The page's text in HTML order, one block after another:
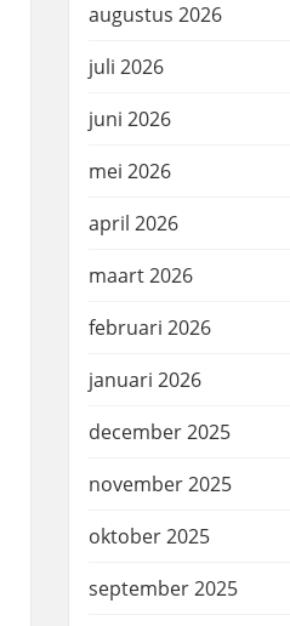
augustus 2026
juli 2026
juni 2026
mei 2026
april 2026
maart 2026
februari 2026
januari 2026
december 2025
november 2025
oktober 2025
september 2025